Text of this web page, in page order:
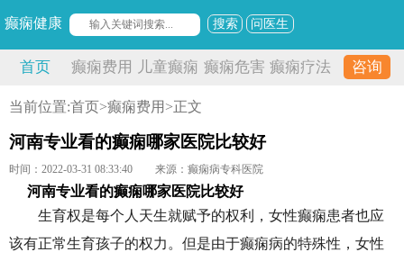
癫痫健康 搜索 问医生
首页 癫痫费用 儿童癫痫 癫痫危害 癫痫疗法 咨询
当前位置:首页>癫痫费用 >正文
河南专业看的癫痫哪家医院比较好
时间：2022-03-31 08:33:40 来源：癫痫病专科医院
河南专业看的癫痫哪家医院比较好
生育权是每个人天生就赋予的权利，女性癫痫患者也应
该有正常生育孩子的权力。但是由于癫痫病的特殊性，女性